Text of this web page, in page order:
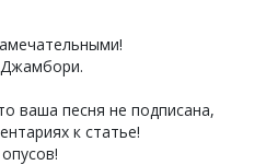
ваша песня не подписана,
к статье!